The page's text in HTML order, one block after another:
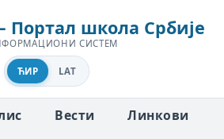
Портал школа Србије
СИСТЕМ
ЋИР LAT
Вести
Линкови